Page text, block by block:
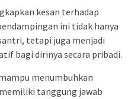
kesan terhadap
ini tidak hanya
tetapi juga menjadi
bagi dirinya secara pribadi.
menumbuhkan
tanggung jawab